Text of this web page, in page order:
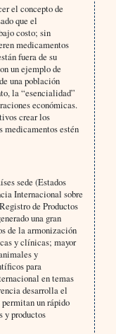
el concepto de
que el
costo; sin
medicamentos
fuera de su
un ejemplo de
una población
la “esencialidad”
económicas.
crear los
medicamentos estén
sede (Estados
Internacional sobre
de Productos
una gran
de la armonización
y clínicas; mayor
y
para
en temas
desarrolla el
un rápido
y productos